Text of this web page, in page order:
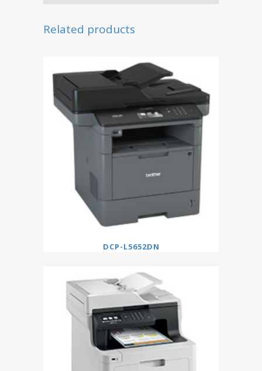
Related products
DCP-L5652DN